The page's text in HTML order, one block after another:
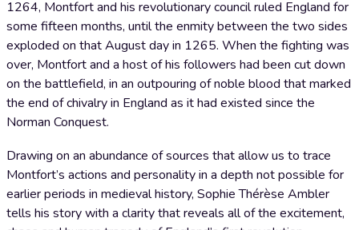
1264, Montfort and his revolutionary council ruled England for
some fifteen months, until the enmity between the two sides
exploded on that August day in 1265. When the fighting was
over, Montfort and a host of his followers had been cut down
on the battlefield, in an outpouring of noble blood that marked
the end of chivalry in England as it had existed since the
Norman Conquest.
Drawing on an abundance of sources that allow us to trace
Montfort’s actions and personality in a depth not possible for
earlier periods in medieval history, Sophie Thérèse Ambler
tells his story with a clarity that reveals all of the excitement,